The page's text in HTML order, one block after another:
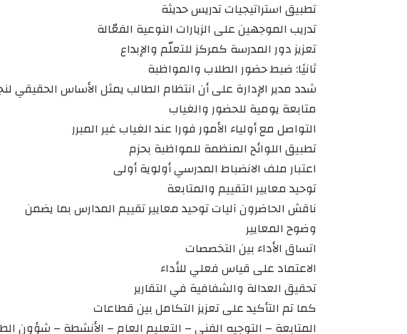
تطبيق استراتيجيات تدريس حديثة
تدريب الموجهين على الزيارات النوعية الفعّالة
تعزيز دور المدرسة كمركز للتعلّم والإبداع
ثانيًا: ضبط حضور الطلاب والمواظبة
شدد مدير الإدارة على أن انتظام الطالب يمثل الأساس الحقيقي
متابعة يومية للحضور والغياب
التواصل مع أولياء الأمور فورا عند الغياب غير المبرر
تطبيق اللوائح المنظمة للمواظبة بحزم
اعتبار ملف الانضباط المدرسي أولوية أولى
توحيد معايير التقييم والمتابعة
ناقش الحاضرون آليات توحيد معايير تقييم المدارس بما يضمن
وضوح المعايير
اتساق الأداء بين التخصصات
الاعتماد على قياس فعلي للأداء
تحقيق العدالة والشفافية في التقارير
كما تم التأكيد على تعزيز التكامل بين قطاعات
المتابعة – التوجيه الفني – التعليم العام – الأنشطة – شؤون